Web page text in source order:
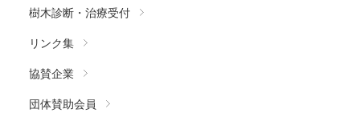
樹木診断・治療受付
リンク集
協賛企業
団体賛助会員